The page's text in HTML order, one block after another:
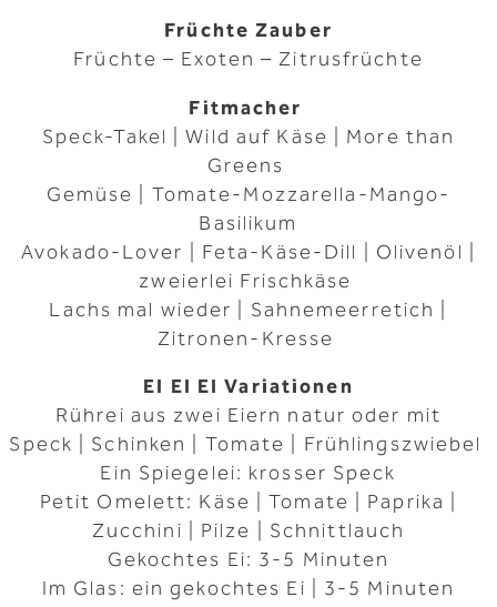
Früchte Zauber
Früchte – Exoten – Zitrusfrüchte
Fitmacher
Speck-Takel | Wild auf Käse | More than
Greens
Gemüse | Tomate-Mozzarella-Mango-
Basilikum
Avokado-Lover | Feta-Käse-Dill | Olivenöl |
zweierlei Frischkäse
Lachs mal wieder | Sahnemeerretich |
Zitronen-Kresse
EI EI EI Variationen
Rührei aus zwei Eiern natur oder mit
Speck | Schinken | Tomate | Frühlingszwiebel
Ein Spiegelei: krosser Speck
Petit Omelett: Käse | Tomate | Paprika |
Zucchini | Pilze | Schnittlauch
Gekochtes Ei: 3-5 Minuten
Im Glas: ein gekochtes Ei | 3-5 Minuten